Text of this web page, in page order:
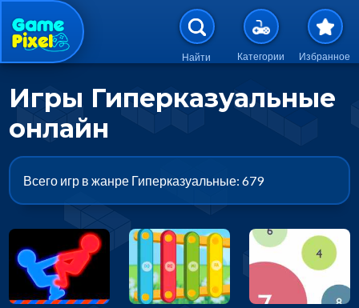
Перейти к основному
Найти Категории Избранное
Игры Гиперказуальные
онлайн
Всего игр в жанре Гиперказуальные: 679